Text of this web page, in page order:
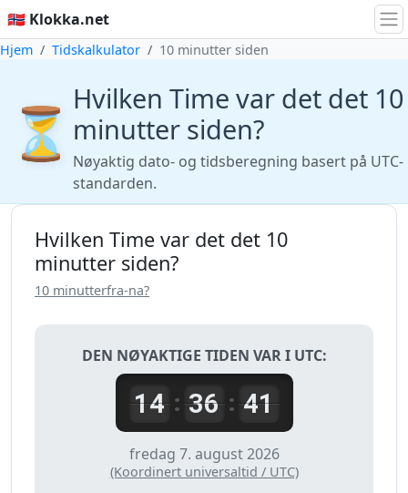
🇳🇴 Klokka.net
Hjem Tidskalkulator 10 minutter siden
⏳ Hvilken Time var det det 10
minutter siden?
Nøyaktig dato- og tidsberegning basert på UTC-
standarden.
Hvilken Time var det det 10
minutter siden?
10 minutterfra-na?
DEN NØYAKTIGE TIDEN VAR I UTC:
14: 36: 41
fredag 7. august 2026
(Koordinert universaltid / UTC)